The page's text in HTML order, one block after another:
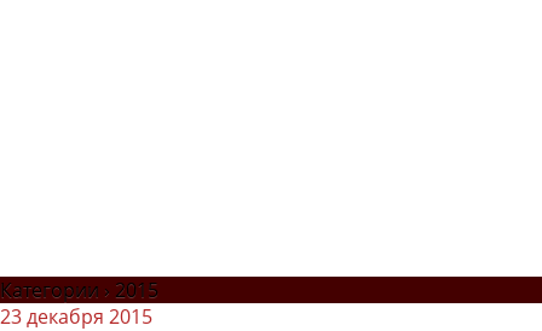
Категории › 2015
23 декабря 2015